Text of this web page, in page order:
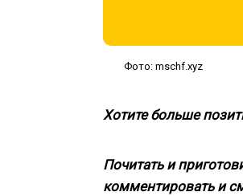
Фото: mschf.xyz
Хотите больше
Почитать и
комментировать и